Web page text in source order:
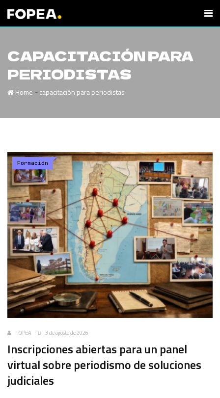
CAPACITACIÓN PARA
PERIODISTAS
Home -capacitación para periodistas
Formación
FOPEA 3 de agosto de 2026
Inscripciones abiertas para un panel
virtual sobre periodismo de soluciones
judiciales